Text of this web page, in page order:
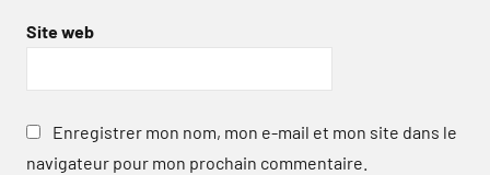
Site web
Enregistrer mon nom, mon e-mail et mon site dans le
navigateur pour mon prochain commentaire.